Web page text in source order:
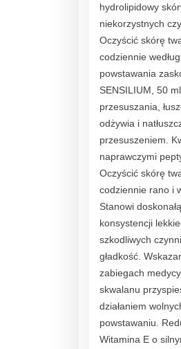
hydrolipidowy
niekorzystnych
Oczyścić skórę
codziennie
powstawania
SENSILIUM, 50
przesuszania,
odżywia i
przesuszeniem.
naprawczymi
Oczyścić skórę
codziennie rano i
Stanowi
konsystencji
szkodliwych
gładkość.
zabiegach
skwalanu
działaniem
powstawaniu.
Witamina E o